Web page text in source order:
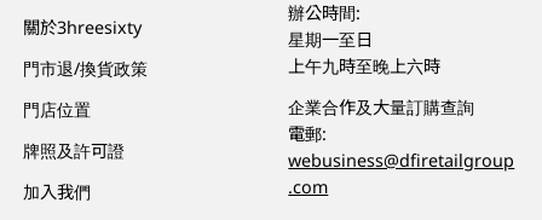
關於3hreesixty
門市退/換貨政策
門店位置
牌照及許可證
加入我們
辦公時間:
星期一至日
上午九時至晚上六時
企業合作及大量訂購查詢
電郵:
webusiness@dfiretailgroup
.com